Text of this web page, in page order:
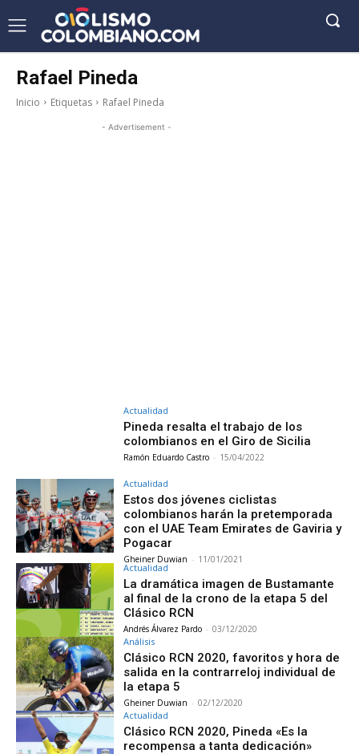
Rafael Pineda
Inicio Etiquetas Rafael Pineda
- Advertisement -
Actualidad
Pineda resalta el trabajo de los
colombianos en el Giro de Sicilia
Ramón Eduardo Castro - 15/04/2022
Actualidad
Estos dos jóvenes ciclistas
colombianos harán la pretemporada
con el UAE Team Emirates de Gaviria y
Pogacar
Gheiner Duwian - 11/01/2021
Actualidad
La dramática imagen de Bustamante
al final de la crono de la etapa 5 del
Clásico RCN
Andrés Álvarez Pardo - 03/12/2020
Análisis
Clásico RCN 2020, favoritos y hora de
salida en la contrarreloj individual de
la etapa 5
Gheiner Duwian - 02/12/2020
Actualidad
Clásico RCN 2020, Pineda «Es la
recompensa a tanta dedicación»